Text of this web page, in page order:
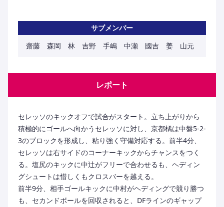
サブメンバー
齋藤 森岡 林 吉野 手嶋 中瀬 國吉 姜 山元
レポート
セレッソのキックオフで試合がスタート。立ち上がりから
積極的にゴールへ向かうセレッソに対し、京都橘は中盤5-2-
3のブロックを形成し、粘り強く守備対応する。前半4分、
セレッソは右サイドのコーナーキックからチャンスをつく
る。塩尻のキックに中辻がフリーで合わせるも、ヘディン
グシュートは惜しくもクロスバーを越える。
前半9分、相手ゴールキックに中村がヘディングで競り勝つ
も、セカンドボールを回収されると、DFラインのギャップ